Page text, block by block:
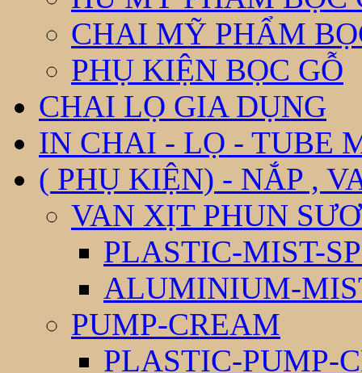
CHAI MỸ PHẨM
PHỤ KIỆN BỌC GỖ
CHAI LỌ GIA DỤNG
IN CHAI - LỌ - TUBE
( PHỤ KIỆN) - NẮP ,
VAN XỊT PHUN
PLASTIC-MIST-
ALUMINIUM-
PUMP-CREAM
PLASTIC-PUMP-